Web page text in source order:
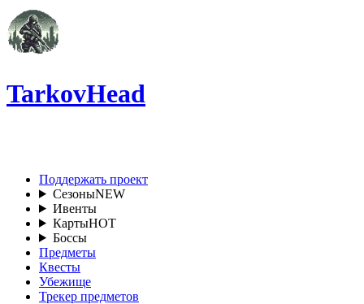
TarkovHead
Поддержать проект
СезоныNEW
Ивенты
КартыHOT
Боссы
Предметы
Квесты
Убежище
Трекер предметов